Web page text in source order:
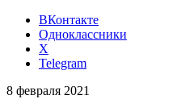
ВКонтакте
Одноклассники
X
Telegram
8 февраля 2021